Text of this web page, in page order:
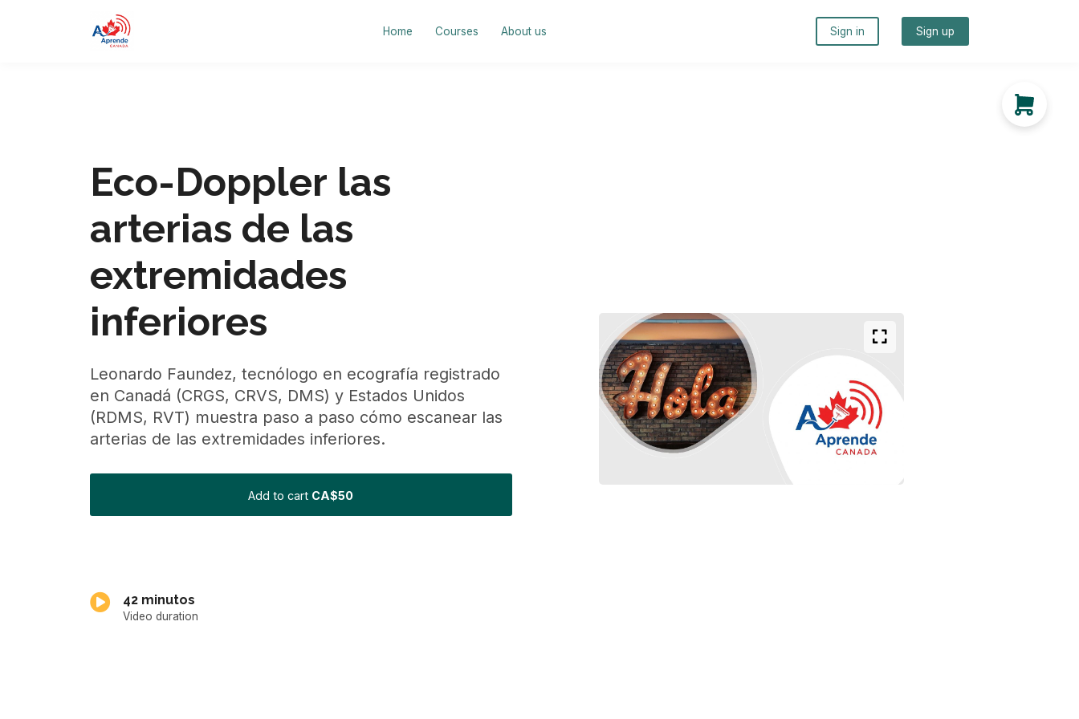
Home Courses About us Sign in Sign up
Eco-Doppler las
arterias de las
extremidades
inferiores
Leonardo Faundez, tecnólogo en ecografía registrado
en Canadá (CRGS, CRVS, DMS) y Estados Unidos
(RDMS, RVT) muestra paso a paso cómo escanear las
arterias de las extremidades inferiores.
Add to cart CA$50
42 minutos
Video duration